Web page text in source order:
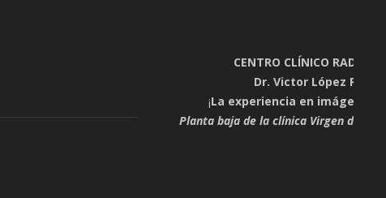
CENTRO CLÍNICO
Dr. Victor López
¡La experiencia en imágenes
Planta baja de la clínica Virgen de